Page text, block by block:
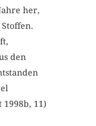
her,
den
11)